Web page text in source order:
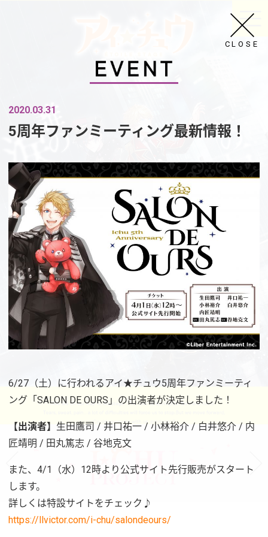
CLOSE
2020.03.31
5周年ファンミーティング最新情報！
6/27（土）に行われるアイ★チュウ5周年ファンミーティ
ング「SALON DE OURS」の出演者が決定しました！
【出演者】 生田鷹司 / 井口祐一 / 小林裕介 / 白井悠介 / 内
匠靖明 / 田丸篤志 / 谷地克文
また、4/1（水）12時より公式サイト先行販売がスタート
します。
詳しくは特設サイトをチェック♪
https://llvictor.com/i-chu/salondeours/